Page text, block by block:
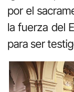
por el
la fuerza del
para ser